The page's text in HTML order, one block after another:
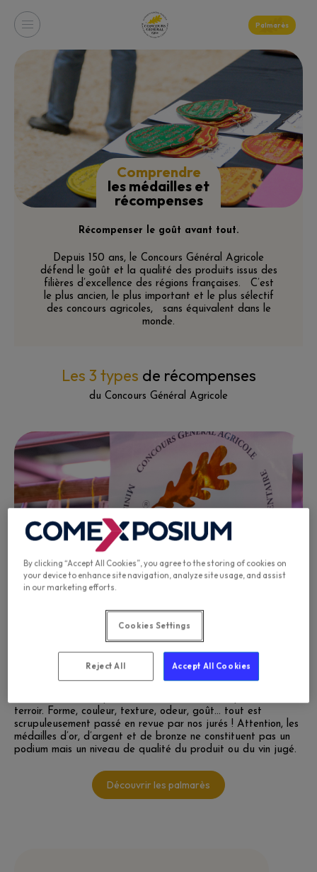
Palmarès
Comprendre
les médailles et
récompenses
Récompenser le goût avant tout.
Depuis 150 ans, le Concours Général Agricole
défend le goût et la qualité des produits issus des
filières d’excellence des régions françaises. C’est
le plus ancien, le plus important et le plus sélectif
des concours agricoles, sans équivalent dans le
monde.
Les 3 types de récompenses
du Concours Général Agricole
01
01. Les médailles, une référence de qualité.
terroir. Forme, couleur, texture, odeur, goût… tout est
scrupuleusement passé en revue par nos jurés ! Attention, les
médailles d’or, d’argent et de bronze ne constituent pas un
podium mais un niveau de qualité du produit ou du vin jugé.
Découvrir les palmarès
By clicking “Accept All Cookies”, you agree to the storing of cookies on
your device to enhance site navigation, analyze site usage, and assist
in our marketing efforts.
Cookies Settings
Reject All Accept All Cookies